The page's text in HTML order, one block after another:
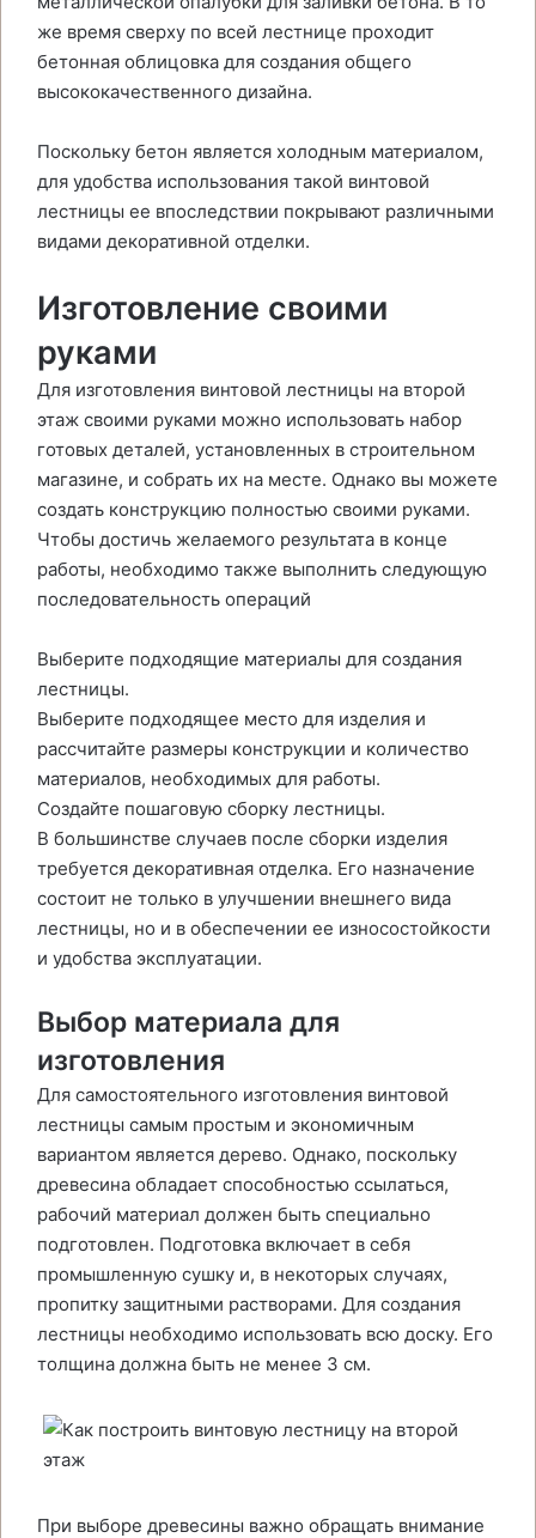
же время сверху по всей лестнице проходит
бетонная облицовка для создания общего
высококачественного дизайна.
Поскольку бетон является холодным материалом,
для удобства использования такой винтовой
лестницы ее впоследствии покрывают различными
видами декоративной отделки.
Изготовление своими
руками
Для изготовления винтовой лестницы на второй
этаж своими руками можно использовать набор
готовых деталей, установленных в строительном
магазине, и собрать их на месте. Однако вы можете
создать конструкцию полностью своими руками.
Чтобы достичь желаемого результата в конце
работы, необходимо также выполнить следующую
последовательность операций
Выберите подходящие материалы для создания
лестницы.
Выберите подходящее место для изделия и
рассчитайте размеры конструкции и количество
материалов, необходимых для работы.
Создайте пошаговую сборку лестницы.
В большинстве случаев после сборки изделия
требуется декоративная отделка. Его назначение
состоит не только в улучшении внешнего вида
лестницы, но и в обеспечении ее износостойкости
и удобства эксплуатации.
Выбор материала для
изготовления
Для самостоятельного изготовления винтовой
лестницы самым простым и экономичным
вариантом является дерево. Однако, поскольку
древесина обладает способностью ссылаться,
рабочий материал должен быть специально
подготовлен. Подготовка включает в себя
промышленную сушку и, в некоторых случаях,
пропитку защитными растворами. Для создания
лестницы необходимо использовать всю доску. Его
толщина должна быть не менее 3 см.
При выборе древесины важно обращать внимание